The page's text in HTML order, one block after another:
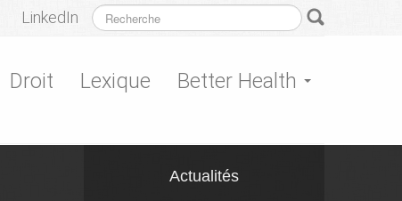
LinkedIn
Droit Lexique Better Health
Actualités